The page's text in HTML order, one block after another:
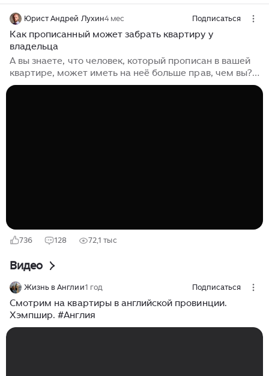
Юрист Андрей Лухин4 мес Подписаться
Как прописанный может забрать квартиру у
владельца
А вы знаете, что человек, который прописан в вашей
квартире, может иметь на неё больше прав, чем вы?
И это не просто страшилка, это реальность.
736 128 72,1 тыс
Видео
Жизнь в Англии1 год Подписаться
Смотрим на квартиры в английской провинции.
Хэмпшир. #Англия